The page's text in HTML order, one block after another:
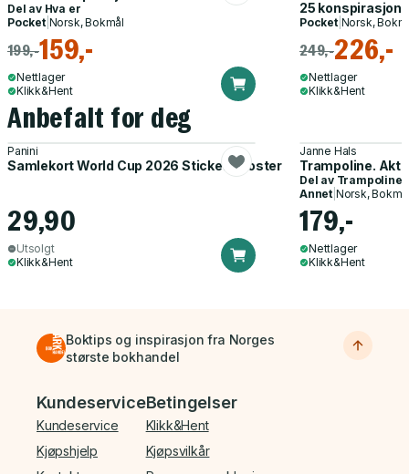
Del av Hva er
Pocket| Norsk, Bokmål
199,-159,-
Nettlager
Klikk&Hent
25
Pocket| Norsk,
249,-226,-
Nettlager
Klikk&Hent
Anbefalt for deg
Panini
Samlekort World Cup 2026 Sticker Booster
29,90
Utsolgt
Klikk&Hent
Janne Hals
Trampoline.
Del av Trampoline
Annet| Norsk,
179,-
Nettlager
Klikk&Hent
Boktips og inspirasjon fra Norges
største bokhandel
Bunnmeny
Kundeservice
Kundeservice
Kjøpshjelp
Betingelser
Klikk&Hent
Kjøpsvilkår